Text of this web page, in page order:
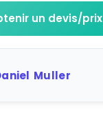
un devis/prix
Muller